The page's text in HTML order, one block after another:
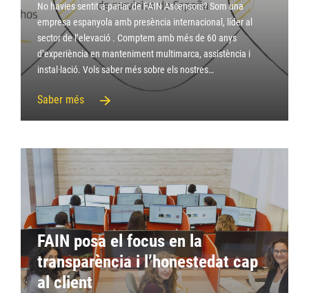
No havies sentit a parlar de FAIN Ascensors? Som una
empresa espanyola amb presència internacional, líder al
sector de l’elevació . Comptem amb més de 60 anys
d’experiència en manteniment multimarca, assistència i
instal·lació. Vols saber més sobre els nostres…
Saber més
FAIN posa el focus en la
transparència i l’honestedat cap
al client